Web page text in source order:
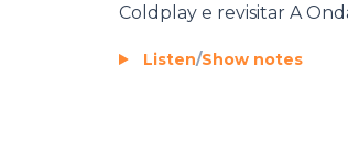
Coldplay e revisitar A
Listen/Show notes